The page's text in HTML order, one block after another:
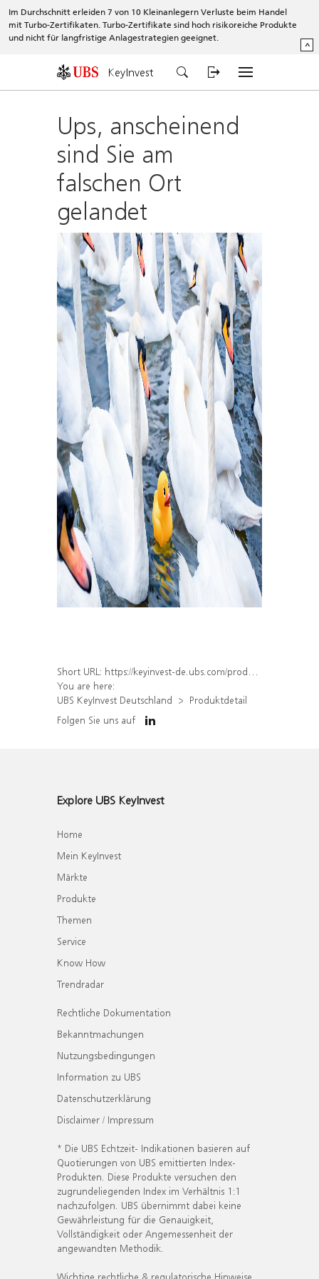
Im Durchschnitt erleiden 7 von 10 Kleinanlegern Verluste beim Handel
mit Turbo-Zertifikaten. Turbo-Zertifikate sind hoch risikoreiche Produkte
und nicht für langfristige Anlagestrategien geeignet.
^
KeyInvest
Ups, anscheinend
sind Sie am
falschen Ort
gelandet
Short URL: https://keyinvest-de.ubs.com/produkt/detail/index/isin/DE000WA0T8E2
You are here:
UBS KeyInvest Deutschland
Produktdetail
Folgen Sie uns auf
Explore UBS KeyInvest
Home
Mein KeyInvest
Märkte
Produkte
Themen
Service
Know How
Trendradar
Rechtliche Dokumentation
Bekanntmachungen
Nutzungsbedingungen
Information zu UBS
Datenschutzerklärung
Disclaimer / Impressum
* Die UBS Echtzeit- Indikationen basieren auf
Quotierungen von UBS emittierten Index-
Produkten. Diese Produkte versuchen den
zugrundeliegenden Index im Verhältnis 1:1
nachzufolgen. UBS übernimmt dabei keine
Gewährleistung für die Genauigkeit,
Vollständigkeit oder Angemessenheit der
angewandten Methodik.